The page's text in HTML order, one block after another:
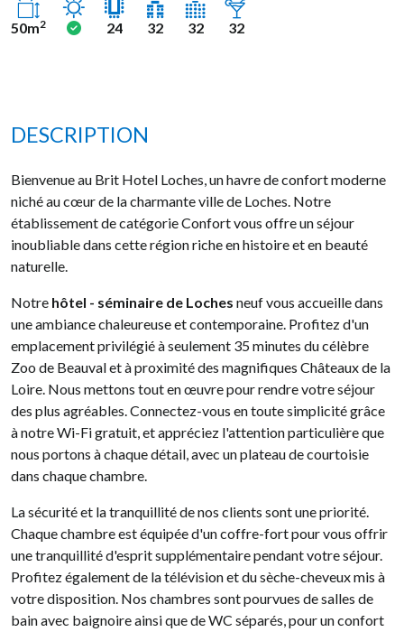
50m2
Ensoleillé
Oui
24
32 32 32
DESCRIPTION
Bienvenue au Brit Hotel Loches, un havre de confort moderne
niché au cœur de la charmante ville de Loches. Notre
établissement de catégorie Confort vous offre un séjour
inoubliable dans cette région riche en histoire et en beauté
naturelle.
Notre hôtel - séminaire de Loches neuf vous accueille dans
une ambiance chaleureuse et contemporaine. Profitez d'un
emplacement privilégié à seulement 35 minutes du célèbre
Zoo de Beauval et à proximité des magnifiques Châteaux de la
Loire. Nous mettons tout en œuvre pour rendre votre séjour
des plus agréables. Connectez-vous en toute simplicité grâce
à notre Wi-Fi gratuit, et appréciez l'attention particulière que
nous portons à chaque détail, avec un plateau de courtoisie
dans chaque chambre.
La sécurité et la tranquillité de nos clients sont une priorité.
Chaque chambre est équipée d'un coffre-fort pour vous offrir
une tranquillité d'esprit supplémentaire pendant votre séjour.
Profitez également de la télévision et du sèche-cheveux mis à
votre disposition. Nos chambres sont pourvues de salles de
bain avec baignoire ainsi que de WC séparés, pour un confort